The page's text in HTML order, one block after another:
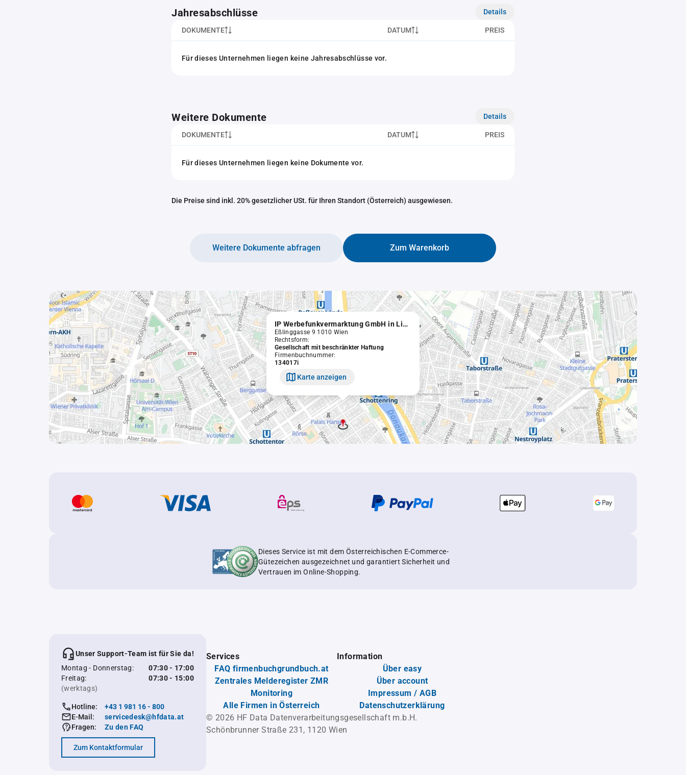
Jahresabschlüsse Details
DOKUMENTE DATUM PREIS
Für dieses Unternehmen liegen keine Jahresabschlüsse vor.
Weitere Dokumente Details
DOKUMENTE DATUM PREIS
Für dieses Unternehmen liegen keine Dokumente vor.
Die Preise sind inkl. 20% gesetzlicher USt. für Ihren Standort (Österreich) ausgewiesen.
Zum Warenkorb
Weitere Dokumente abfragen
IP Werbefunkvermarktung GmbH in Liqu.
Eßlinggasse 9 1010 Wien
Rechtsform:
Gesellschaft mit beschränkter Haftung
Firmenbuchnummer:
134017i
Karte anzeigen
Dieses Service ist mit dem Österreichischen E-Commerce-
Gütezeichen ausgezeichnet und garantiert Sicherheit und
Vertrauen im Online-Shopping.
Unser Support-Team ist für Sie da!
Montag - Donnerstag:
07:30 - 17:00
Freitag:
07:30 - 15:00
(werktags)
Hotline:
+43 1 981 16 - 800
E-Mail:
servicedesk@hfdata.at
Fragen:
Zu den FAQ
Zum Kontaktformular
Services
FAQ firmenbuchgrundbuch.at
Zentrales Melderegister ZMR
Monitoring
Alle Firmen in Österreich
Information
Über easy
Über account
Impressum / AGB
Datenschutzerklärung
© 2026 HF Data Datenverarbeitungsgesellschaft m.b.H.
Schönbrunner Straße 231, 1120 Wien